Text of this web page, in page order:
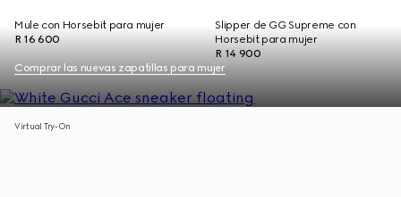
Mule con Horsebit para mujer
R 16 600
Slipper de GG Supreme con
Horsebit para mujer
R 14 900
Comprar las nuevas zapatillas para mujer
Virtual Try-On